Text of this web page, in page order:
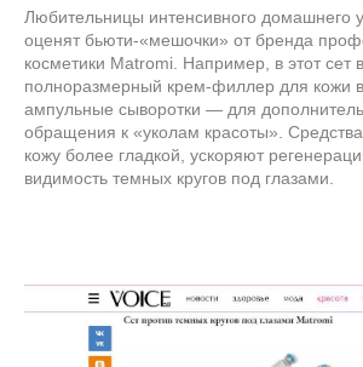
Любительницы интенсивного домашнего
оценят бьюти-«мешочки» от бренда
косметики Matromi. Например, в этот сет
полноразмерный крем-филлер для кожи
ампульные сыворотки — для
обращения к «уколам красоты».
кожу более гладкой, ускоряют
видимость темных кругов под глазами.